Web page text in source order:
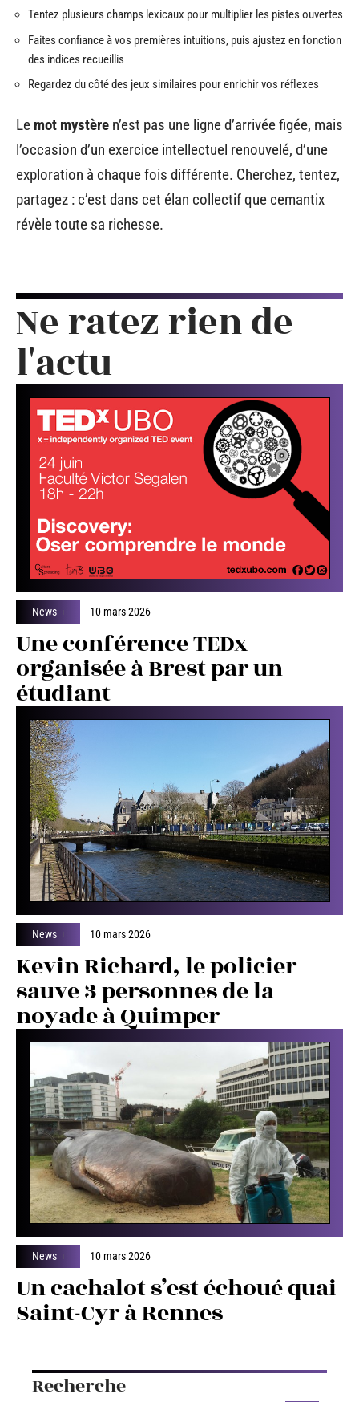
Tentez plusieurs champs lexicaux pour multiplier les pistes ouvertes
Faites confiance à vos premières intuitions, puis ajustez en fonction
des indices recueillis
Regardez du côté des jeux similaires pour enrichir vos réflexes
Le mot mystère n’est pas une ligne d’arrivée figée, mais
l’occasion d’un exercice intellectuel renouvelé, d’une
exploration à chaque fois différente. Cherchez, tentez,
partagez : c’est dans cet élan collectif que cemantix
révèle toute sa richesse.
Ne ratez rien de
l'actu
News 10 mars 2026
Une conférence TEDx
organisée à Brest par un
étudiant
News 10 mars 2026
Kevin Richard, le policier
sauve 3 personnes de la
noyade à Quimper
News 10 mars 2026
Un cachalot s’est échoué quai
Saint-Cyr à Rennes
Recherche